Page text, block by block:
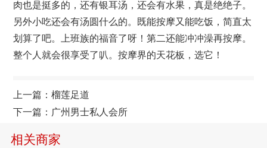
肉也是挺多的，还有银耳汤，还会有水果，真是绝绝子。
另外小吃还会有汤圆什么的。既能按摩又能吃饭，简直太
划算了吧。上班族的福音了呀！第二还能冲冲澡再按摩。
整个人就会很享受了叭。按摩界的天花板，选它！
上一篇：榴莲足道
下一篇： 广州男士私人会所
相关商家